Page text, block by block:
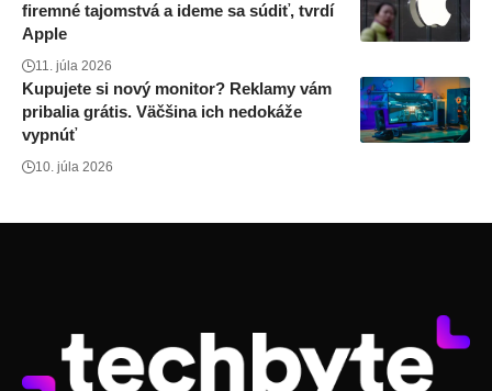
firemné tajomstvá a ideme sa súdiť, tvrdí
Apple
11. júla 2026
Kupujete si nový monitor? Reklamy vám
pribalia grátis. Väčšina ich nedokáže
vypnúť
10. júla 2026